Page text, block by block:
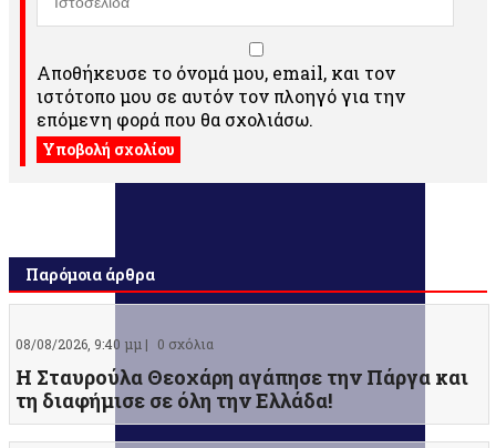
Αποθήκευσε το όνομά μου, email, και τον
ιστότοπο μου σε αυτόν τον πλοηγό για την
επόμενη φορά που θα σχολιάσω.
Παρόμοια άρθρα
08/08/2026, 9:40 μμ | 0 σχόλια
Η Σταυρούλα Θεοχάρη αγάπησε την Πάργα και
τη διαφήμισε σε όλη την Ελλάδα!